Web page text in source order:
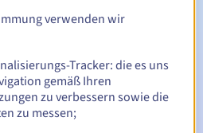
Benachrichtigung über die
verwenden wir
Tracker: die es uns
gemäß Ihren
zu verbessern sowie die
zu messen;